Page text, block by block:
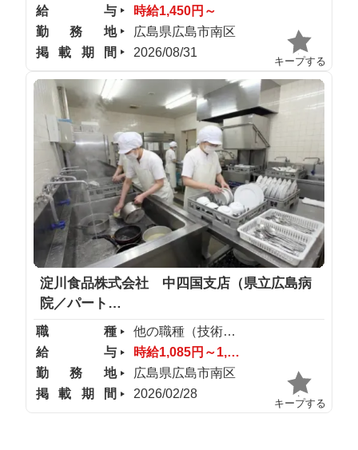
給与
時給1,450円～
勤務地
広島県広島市南区
掲載期間
2026/08/31
キープする
淀川食品株式会社 中四国支店（県立広島病
院／パート…
職種
他の職種（技術・専門職）
給与
時給1,085円～1,200円
勤務地
広島県広島市南区
掲載期間
2026/02/28
キープする